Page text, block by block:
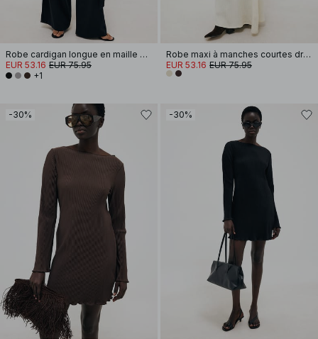
Robe cardigan longue en maille de laine mélangée
EUR 53.16 EUR 75.95
+1
Robe maxi à manches courtes drapée
EUR 53.16 EUR 75.95
-30% -30%